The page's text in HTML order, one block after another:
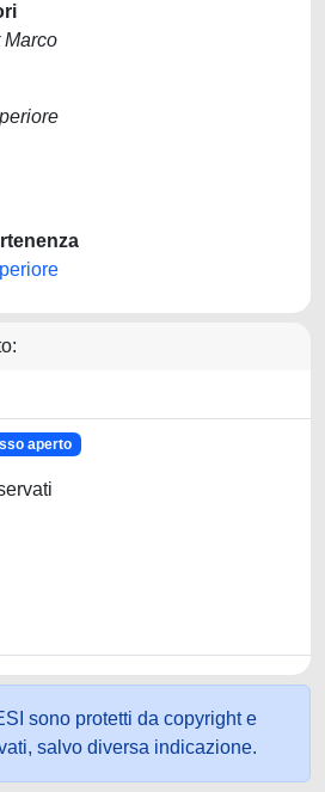
aperto
sono protetti da copyright e
salvo diversa indicazione.